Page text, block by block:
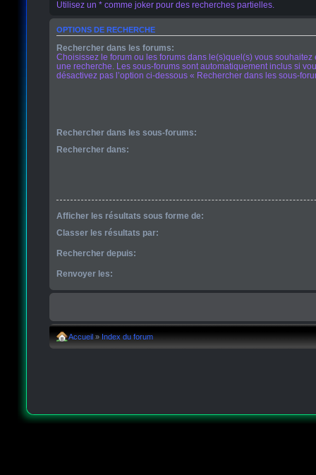
Utilisez un * comme joker pour des recherches partielles.
OPTIONS DE RECHERCHE
Rechercher dans les forums:
Choisissez le forum ou les forums dans le(s)quel(s) vous souhaitez
une recherche. Les sous-forums sont automatiquement inclus si
désactivez pas l’option ci-dessous « Rechercher dans les sous-
Rechercher dans les sous-forums:
Rechercher dans:
Afficher les résultats sous forme de:
Classer les résultats par:
Rechercher depuis:
Renvoyer les:
Accueil » Index du forum